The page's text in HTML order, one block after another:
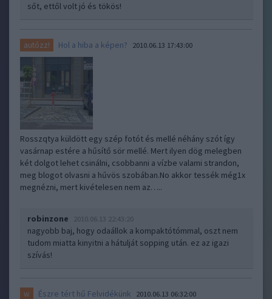
sőt, ettől volt jó és tökös!
autózz! Hol a hiba a képen? 2010.06.13 17:43:00
Rosszqtya küldött egy szép fotót és mellé néhány szót így
vasárnap estére a hűsítő sör mellé. Mert ilyen dög melegben
két dolgot lehet csinálni, csobbanni a vízbe valami strandon,
meg blogot olvasni a hűvös szobában.No akkor tessék még1x
megnézni, mert kivételesen nem az…..
robinzone 2010.06.13 22:43:20
nagyobb baj, hogy odaállok a kompaktótómmal, oszt nem
tudom miatta kinyitni a hátulját sopping után. ez az igazi
szívás!
w Észre tért hű Felvidékünk 2010.06.13 06:32:00